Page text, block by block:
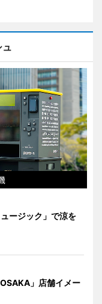
ージック」で涼を
」店舗イメー